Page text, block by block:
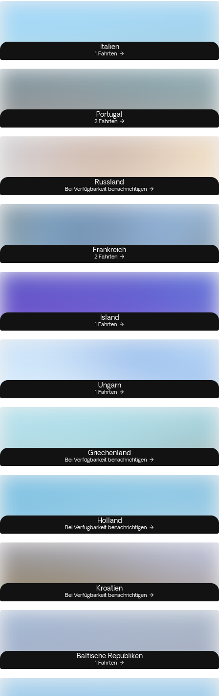
Italien
1 Fahrten
Portugal
2 Fahrten
Russland
Bei Verfügbarkeit benachrichtigen
Frankreich
2 Fahrten
Island
1 Fahrten
Ungarn
1 Fahrten
Griechenland
Bei Verfügbarkeit benachrichtigen
Holland
Bei Verfügbarkeit benachrichtigen
Kroatien
Bei Verfügbarkeit benachrichtigen
Baltische Republiken
1 Fahrten